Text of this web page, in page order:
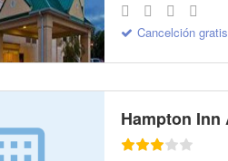
Cancelción gratis
Hampton Inn